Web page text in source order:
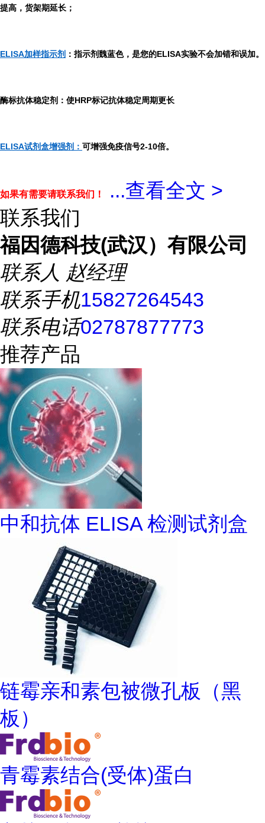
提高，货架期延长；
ELISA加样指示剂 ：指示剂魏蓝色，是您的ELISA实验不会加错和误加。
酶标抗体稳定剂：使HRP标记抗体稳定周期更长
ELISA试剂盒增强剂： 可增强免疫信号2-10倍。
如果有需要请联系我们！ ...查看全文 >
联系我们
福因德科技(武汉）有限公司
联系人 赵经理
联系手机15827264543
联系电话02787877773
推荐产品
中和抗体 ELISA 检测试剂盒
链霉亲和素包被微孔板（黑
板）
青霉素结合(受体)蛋白